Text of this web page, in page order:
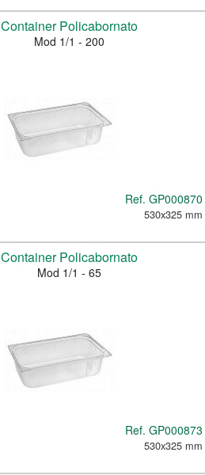
Ref. GP000870
530x325 mm
Container Policabornato
Mod 1/1 - 200
Ref. GP000873
530x325 mm
Container Policabornato
Mod 1/1 - 65